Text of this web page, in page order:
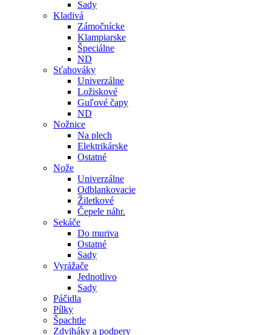
Sady
Kladivá
Zámočnícke
Klampiarske
Špeciálne
ND
Sťahováky
Univerzálne
Ložiskové
Guľové čapy
ND
Nožnice
Na plech
Elektrikárske
Ostatné
Nože
Univerzálne
Odblankovacie
Žiletkové
Čepele náhr.
Sekáče
Do muriva
Ostatné
Sady
Vyrážače
Jednotlivo
Sady
Páčidla
Pílky
Špachtle
Zdviháky a podpery